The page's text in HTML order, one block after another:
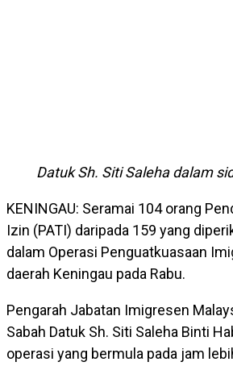
Datuk Sh. Siti Saleha dalam
KENINGAU: Seramai 104 orang
Izin (PATI) daripada 159 yang
dalam Operasi Penguatkuasaan
daerah Keningau pada Rabu.
Pengarah Jabatan Imigresen
Sabah Datuk Sh. Siti Saleha Binti
operasi yang bermula pada jam